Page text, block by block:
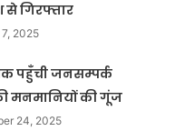
से गिरफ्तार
2025
पहुँची जनसम्पर्क
मनमानियों की गूंज
24, 2025